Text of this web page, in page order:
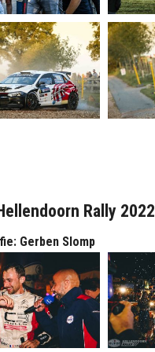
Rally 2022
Gerben Slomp